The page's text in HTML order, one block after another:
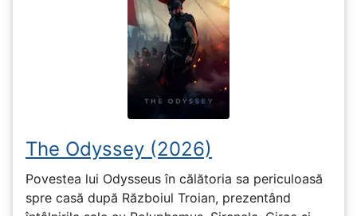
The Odyssey (2026)
Povestea lui Odysseus în călătoria sa periculoasă
spre casă după Războiul Troian, prezentând